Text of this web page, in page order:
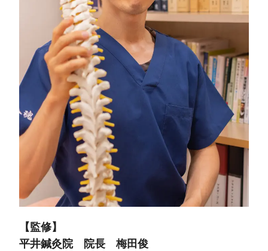
【監修】
平井鍼灸院 院長 梅田俊